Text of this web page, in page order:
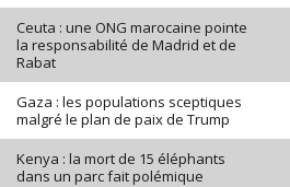
Ceuta : une ONG marocaine pointe
la responsabilité de Madrid et de
Rabat
Gaza : les populations sceptiques
malgré le plan de paix de Trump
Kenya : la mort de 15 éléphants
dans un parc fait polémique